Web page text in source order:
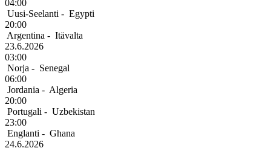
04:00
Uusi-Seelanti - Egypti
20:00
Argentina - Itävalta
23.6.2026
03:00
Norja - Senegal
06:00
Jordania - Algeria
20:00
Portugali - Uzbekistan
23:00
Englanti - Ghana
24.6.2026